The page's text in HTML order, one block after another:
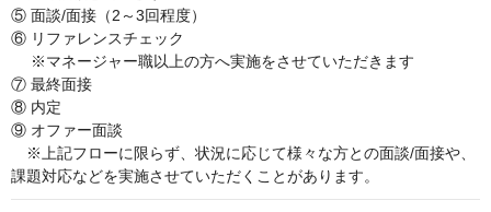
⑤ 面談/面接（2～3回程度）
⑥ リファレンスチェック
※マネージャー職以上の方へ実施をさせていただきます
⑦ 最終面接
⑧ 内定
⑨ オファー面談
※上記フローに限らず、状況に応じて様々な方との面談/面接や、
課題対応などを実施させていただくことがあります。